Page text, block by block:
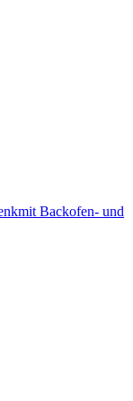
Backofen- und